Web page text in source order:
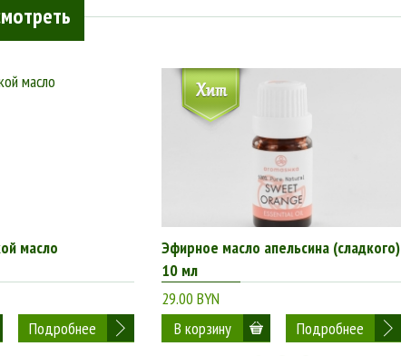
масло
Подробнее
Эфирное масло апельсина (сладкого)
10 мл
29.00 BYN
Подробнее